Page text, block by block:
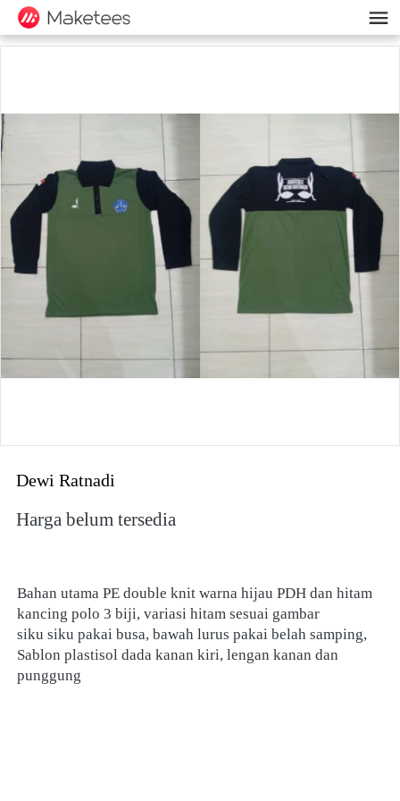
Dewi Ratnadi
Harga belum tersedia
Bahan utama PE double knit warna hijau PDH dan hitam
kancing polo 3 biji, variasi hitam sesuai gambar
siku siku pakai busa, bawah lurus pakai belah samping,
Sablon plastisol dada kanan kiri, lengan kanan dan
punggung